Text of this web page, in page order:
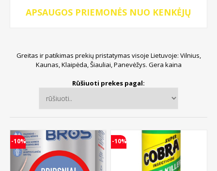
APSAUGOS PRIEMONĖS NUO KENKĖJŲ
Greitas ir patikimas prekių pristatymas visoje Lietuvoje: Vilnius,
Kaunas, Klaipėda, Šiauliai, Panevėžys. Gera kaina
Rūšiuoti prekes pagal:
-10% -10%